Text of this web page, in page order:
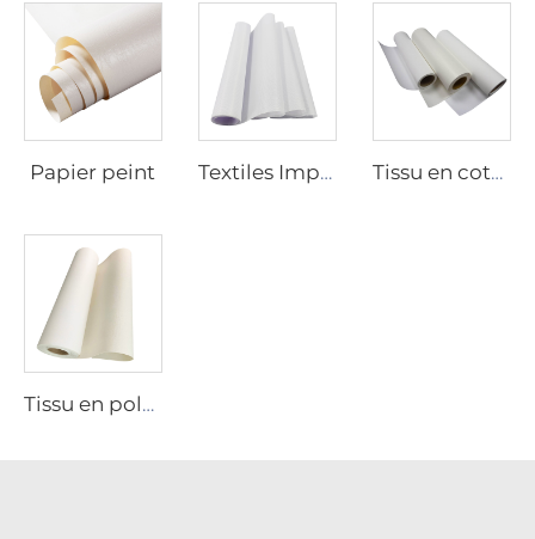
Papier peint Textiles Imprimables Tissu en coton
Tissu en polyester